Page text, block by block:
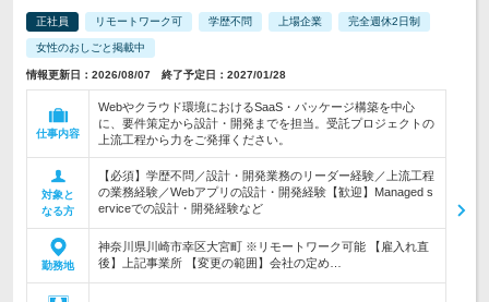
正社員 リモートワーク可 学歴不問 上場企業 完全週休2日制
女性のおしごと掲載中
情報更新日：2026/08/07 終了予定日：2027/01/28
仕事内容
Webやクラウド環境におけるSaaS・パッケージ構築を中心
に、要件策定から設計・開発までを担当。受託プロジェクトの
上流工程から力をご発揮ください。
対象と
なる方
【必須】学歴不問／設計・開発業務のリーダー経験／上流工程
の業務経験／Webアプリの設計・開発経験【歓迎】Managed s
erviceでの設計・開発経験など
勤務地
神奈川県川崎市幸区大宮町 ※リモートワーク可能 【雇入れ直
後】上記事業所 【変更の範囲】会社の定め…